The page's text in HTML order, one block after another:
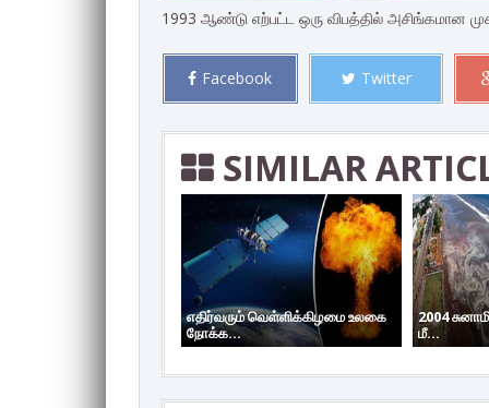
1993 ஆண்டு எற்பட்ட ஒரு விபத்தில் அசிங்கமான
Facebook Twitter
SIMILAR
எதிர்வரும் வெள்ளிக்கிழமை உலகை
நோக்க...
2004
மீ...